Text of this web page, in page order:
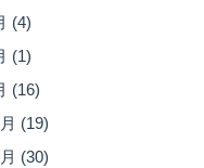
(4)
(1)
(16)
(19)
(30)